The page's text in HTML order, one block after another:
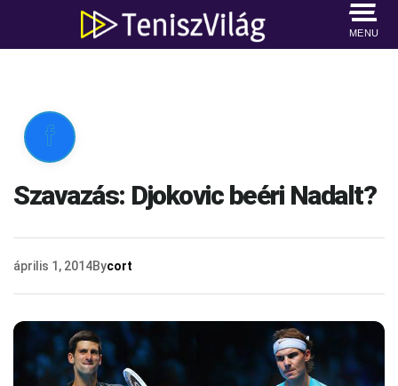
MENU

Szavazás: Djokovic beéri Nadalt?
április 1, 2014Bycort